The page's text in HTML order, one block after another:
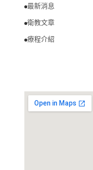
最新消息
衛教文章
療程介紹